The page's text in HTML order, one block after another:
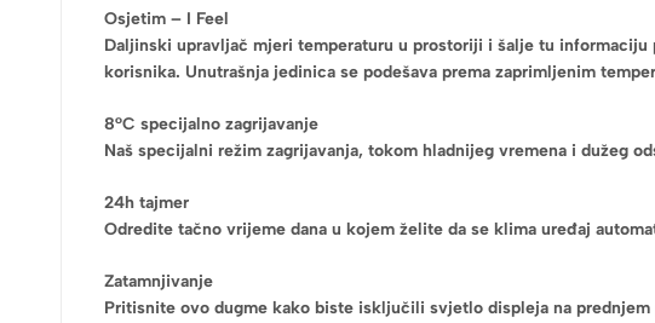
Osjetim – I Feel
Daljinski upravljač mjeri temperaturu u prostoriji i šalje tu
korisnika. Unutrašnja jedinica se podešava prema zaprimljenim
8°C specijalno zagrijavanje
Naš specijalni režim zagrijavanja, tokom hladnijeg vremena i dužeg
24h tajmer
Odredite tačno vrijeme dana u kojem želite da se klima uređaj
Zatamnjivanje
Pritisnite ovo dugme kako biste isključili svjetlo displeja na prednjem